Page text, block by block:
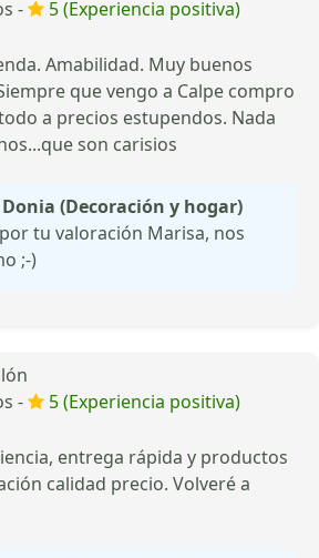
-
5 (Experiencia positiva)
Amabilidad. Muy buenos
que vengo a Calpe compro
a precios estupendos. Nada
son carisios
Donia (Decoración y hogar)
tu valoración Marisa, nos
;-)
-
5 (Experiencia positiva)
entrega rápida y productos
calidad precio. Volveré a